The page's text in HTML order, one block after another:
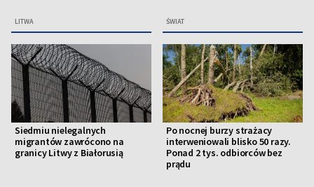
LITWA ŚWIAT
Siedmiu nielegalnych
migrantów zawrócono na
granicy Litwy z Białorusią
Po nocnej burzy strażacy
interweniowali blisko 50 razy.
Ponad 2 tys. odbiorców bez
prądu